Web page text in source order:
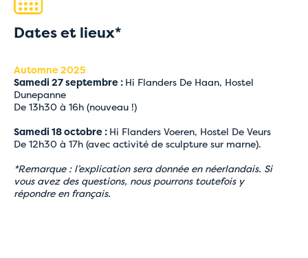
Dates et lieux*
Automne 2025
Samedi 27 septembre : Hi Flanders De Haan, Hostel
Dunepanne
De 13h30 à 16h (nouveau !)
Samedi 18 octobre : Hi Flanders Voeren, Hostel De Veurs
De 12h30 à 17h (avec activité de sculpture sur marne).
*Remarque : l’explication sera donnée en néerlandais. Si
vous avez des questions, nous pourrons toutefois y
répondre en français.